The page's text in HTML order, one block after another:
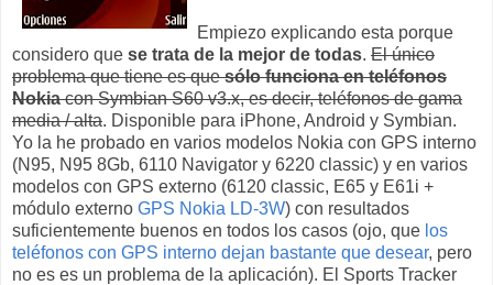
Empiezo explicando esta porque
considero que se trata de la mejor de todas. El único
problema que tiene es quesólo funciona en teléfonos
Nokiacon Symbian S60 v3.x, es decir, teléfonos de gama
media / alta. Disponible para iPhone, Android y Symbian.
Yo la he probado en varios modelos Nokia con GPS interno
(N95, N95 8Gb, 6110 Navigator y 6220 classic) y en varios
modelos con GPS externo (6120 classic, E65 y E61i +
módulo externo GPS Nokia LD-3W) con resultados
suficientemente buenos en todos los casos (ojo, que los
teléfonos con GPS interno dejan bastante que desear, pero
no es es un problema de la aplicación). El Sports Tracker